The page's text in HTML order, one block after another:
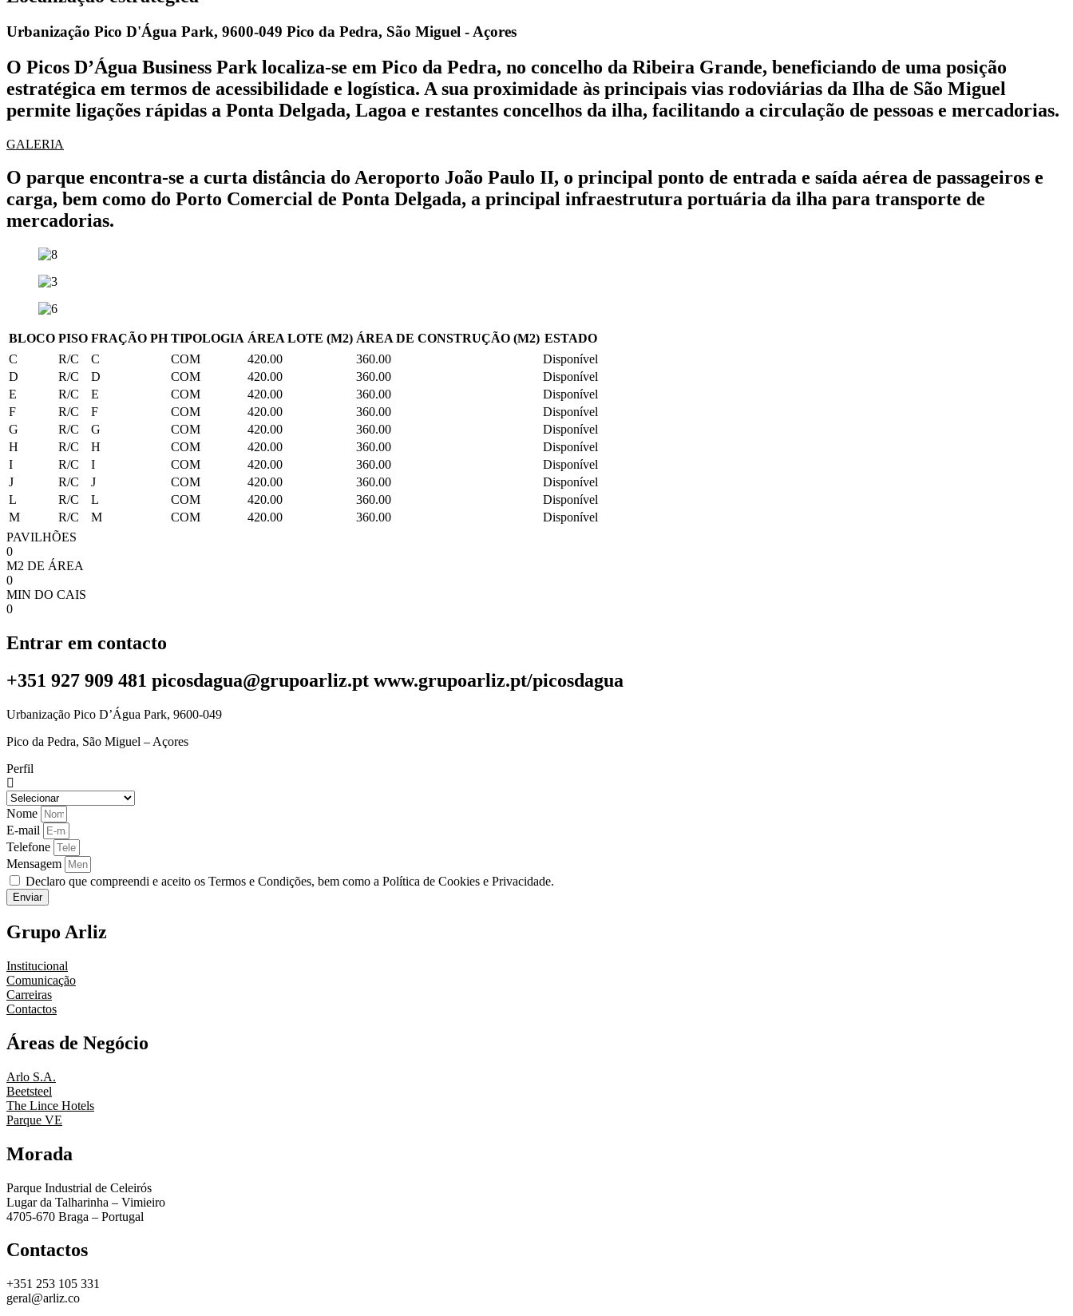
Urbanização Pico D'Água Park, 9600-049 Pico da Pedra, São Miguel - Açores
O Picos D’Água Business Park localiza-se em Pico da Pedra, no concelho da Ribeira Grande, beneficiando de uma posição
estratégica em termos de acessibilidade e logística. A sua proximidade às principais vias rodoviárias da Ilha de São Miguel
permite ligações rápidas a Ponta Delgada, Lagoa e restantes concelhos da ilha, facilitando a circulação de pessoas e mercadorias.
GALERIA
O parque encontra-se a curta distância do Aeroporto João Paulo II, o principal ponto de entrada e saída aérea de passageiros e
carga, bem como do Porto Comercial de Ponta Delgada, a principal infraestrutura portuária da ilha para transporte de
mercadorias.
BLOCO PISO FRAÇÃO PH TIPOLOGIA ÁREA LOTE (M2) ÁREA DE CONSTRUÇÃO (M2) ESTADO
C
R/C C COM 420.00 360.00
Disponível
D
R/C D COM 420.00 360.00
Disponível
E
R/C E COM 420.00 360.00
Disponível
F
R/C F COM 420.00 360.00
Disponível
G
R/C G COM 420.00 360.00
Disponível
H
R/C H COM 420.00 360.00
Disponível
I
R/C I COM 420.00 360.00
Disponível
J
R/C J COM 420.00 360.00
Disponível
L
R/C L COM 420.00 360.00
Disponível
M
R/C M COM 420.00 360.00
Disponível
PAVILHÕES
0
M2 DE ÁREA
0
MIN DO CAIS
0
Entrar em contacto
+351 927 909 481 picosdagua@grupoarliz.pt www.grupoarliz.pt/picosdagua
Urbanização Pico D’Água Park, 9600-049
Pico da Pedra, São Miguel – Açores
Perfil
Nome
E-mail
Telefone
Mensagem
Declaro que compreendi e aceito os Termos e Condições, bem como a Política de Cookies e Privacidade.
Enviar
Grupo Arliz
Institucional
Comunicação
Carreiras
Contactos
Áreas de Negócio
Arlo S.A.
Beetsteel
The Lince Hotels
Parque VE
Morada
Parque Industrial de Celeirós
Lugar da Talharinha – Vimieiro
4705-670 Braga – Portugal
Contactos
+351 253 105 331
geral@arliz.co